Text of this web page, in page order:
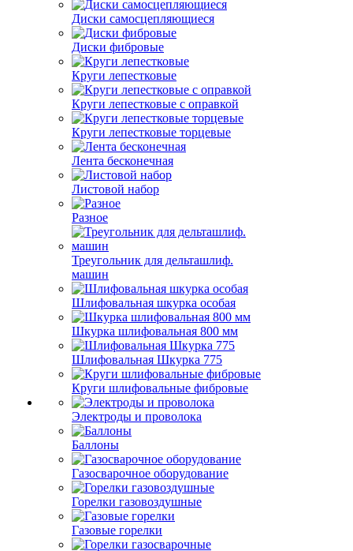
Диски самосцепляющиеся
Диски фибровые
Круги лепестковые
Круги лепестковые с оправкой
Круги лепестковые торцевые
Лента бесконечная
Листовой набор
Разное
Треугольник для дельташлиф.
машин
Шлифовальная шкурка особая
Шкурка шлифовальная 800 мм
Шлифовальная Шкурка 775
Круги шлифовальные фибровые
Электроды и проволока
Баллоны
Газосварочное оборудование
Горелки газовоздушные
Газовые горелки